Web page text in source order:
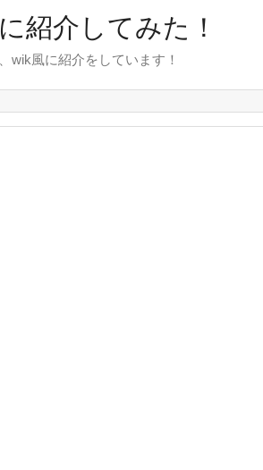
紹介してみた！
wik風に紹介をしています！